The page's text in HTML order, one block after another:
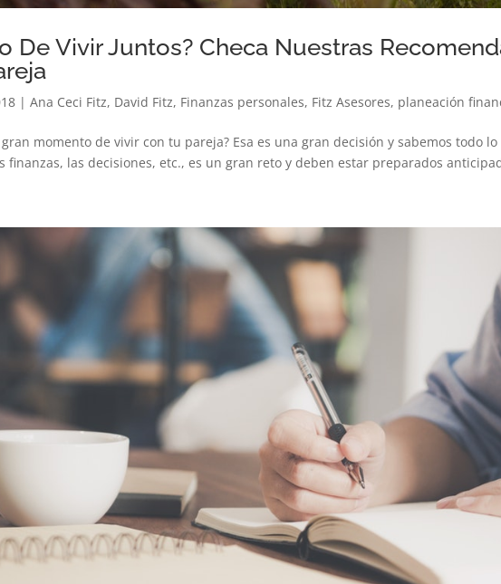
De Vivir Juntos? Checa Nuestras
|Ana Ceci Fitz, David Fitz, Finanzas personales, Fitz Asesores, planeación
momento de vivir con tu pareja? Esa es una gran decisión y sabemos todo
finanzas, las decisiones, etc., es un gran reto y deben estar preparados